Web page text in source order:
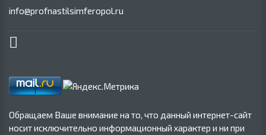
info@profnastilsimferopol.ru
Обращаем Ваше внимание на то, что данный интернет-сайт
носит исключительно информационный характер и ни при